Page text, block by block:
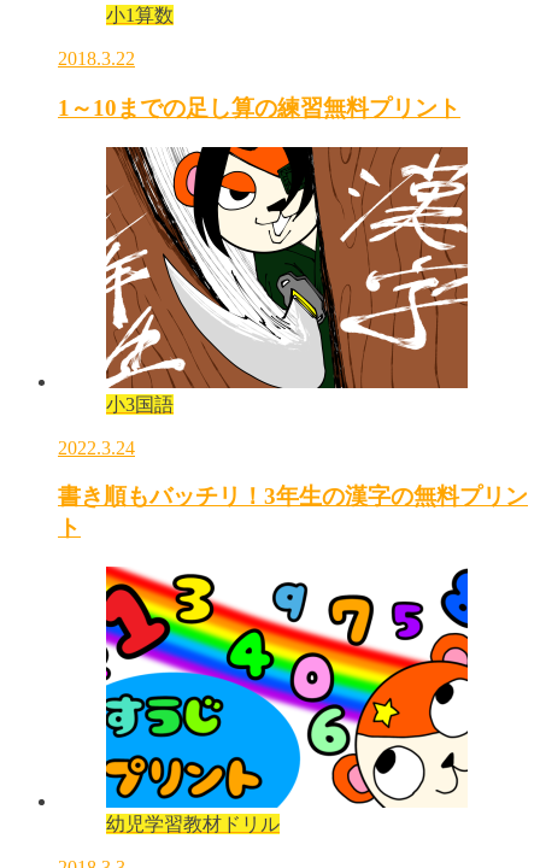
小1算数
2018.3.22
1～10までの足し算の練習無料プリント
小3国語
2022.3.24
書き順もバッチリ！3年生の漢字の無料プリン
ト
幼児学習教材ドリル